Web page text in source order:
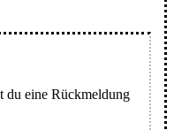
du eine Rückmeldung